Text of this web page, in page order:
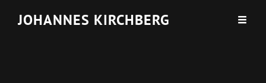
JOHANNES KIRCHBERG